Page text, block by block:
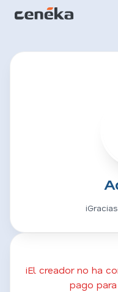
¡El creador no ha
pago